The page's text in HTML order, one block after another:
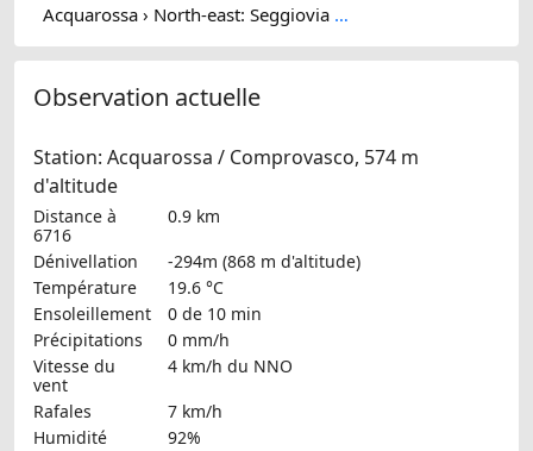
Acquarossa › North-east: Seggiovia Nara 1500 - Arrivo - Impianti turistici Nara "1500 - 2000"
Observation actuelle
Station: Acquarossa / Comprovasco, 574 m
d'altitude
Distance à
6716
0.9 km
Dénivellation
-294m (868 m d'altitude)
Température
19.6 °C
Ensoleillement
0 de 10 min
Précipitations
0 mm/h
Vitesse du
vent
4 km/h du NNO
Rafales
7 km/h
Humidité
92%